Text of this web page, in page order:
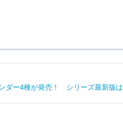
ダー4種が発売！ シリーズ最新版